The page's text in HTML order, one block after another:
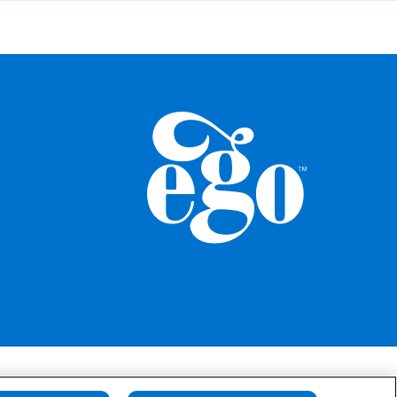
魔餅政策 免责声明 使用条款